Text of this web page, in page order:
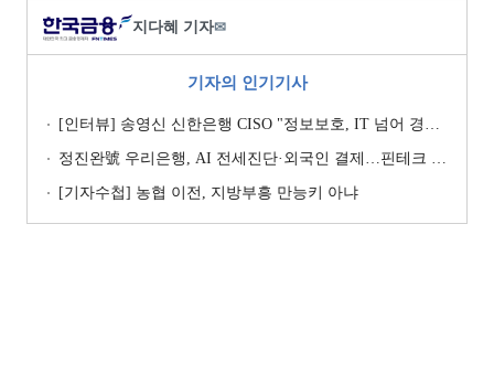
지다혜 기자✉
기자의 인기기사
[인터뷰] 송영신 신한은행 CISO "정보보호, IT 넘어 경영 리스크로 관리" [2026 은행권 보안 전략 ③]
정진완號 우리은행, AI 전세진단·외국인 결제…핀테크 협업 강화
[기자수첩] 농협 이전, 지방부흥 만능키 아냐